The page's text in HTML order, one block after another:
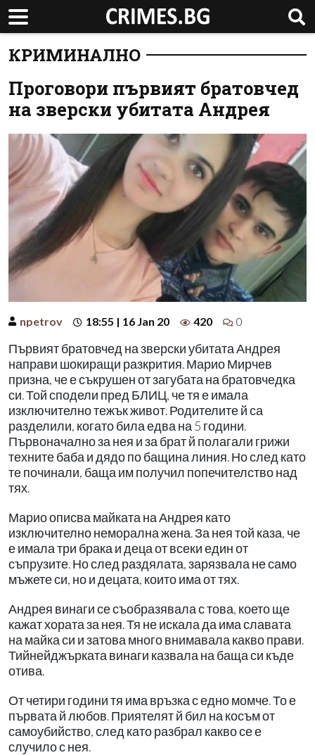
КРИМИНАЛНО
Проговори първият братовчед
на зверски убитата Андрея
npetrov 18:55 | 16 Jan 20 420 0
Първият братовчед на зверски убитата Андрея
направи шокиращи разкрития. Марио Мирчев
призна, че е съкрушен от загубата на братовчедка
си. Той сподели пред БЛИЦ, че тя е имала
изключително тежък живот. Родителите й са
разделили, когато била едва на 5 години.
Първоначално за нея и за брат й полагали грижи
техните баба и дядо по бащина линия. Но след като
те починали, баща им получил попечителство над
тях.
Марио описва майката на Андрея като
изключително неморална жена. За нея той каза, че
е имала три брака и деца от всеки един от
съпрузите. Но след раздялата, зарязвала не само
мъжете си, но и децата, които има от тях.
Андрея винаги се съобразявала с това, което ще
кажат хората за нея. Тя не искала да има славата
на майка си и затова много внимавала какво прави.
Тийнейджърката винаги казвала на баща си къде
отива.
От четири години тя има връзка с едно момче. То е
първата й любов. Приятелят й бил на косъм от
самоубийство, след като разбрал какво се е
случило с нея.